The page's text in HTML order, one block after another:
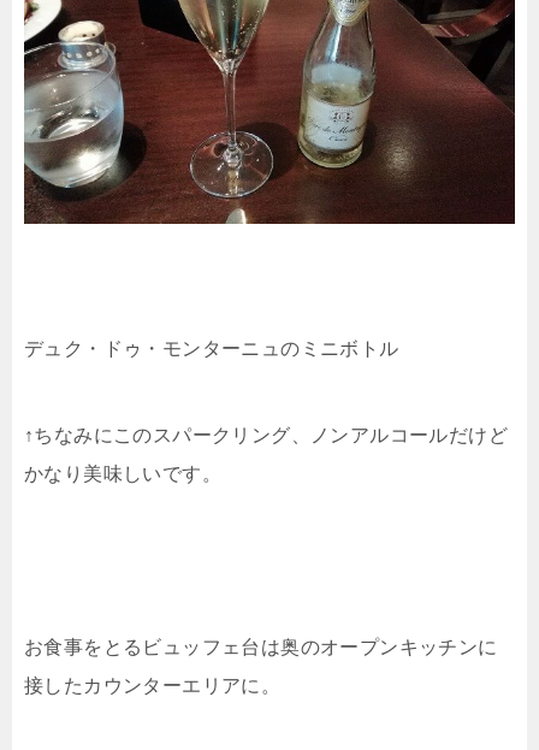
デュク・ドゥ・モンターニュのミニボトル
↑ちなみにこのスパークリング、ノンアルコールだけど
かなり美味しいです。
お食事をとるビュッフェ台は奥のオープンキッチンに
接したカウンターエリアに。